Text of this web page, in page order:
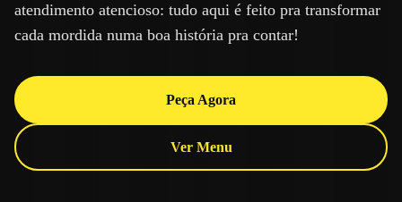
atendimento atencioso: tudo aqui é feito pra transformar
cada mordida numa boa história pra contar!
Peça Agora
Ver Menu